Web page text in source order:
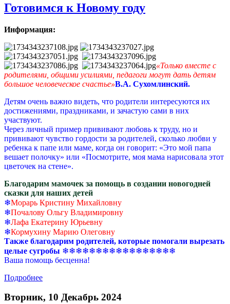
Готовимся к Новому году
Информация:
«Только вместе с
родителями, общими усилиями, педагоги могут дать детям
большое человеческое счастье»В.А. Сухомлинский.
Детям очень важно видеть, что родители интересуются их
достижениями, праздниками, и зачастую сами в них
участвуют.
Через личный пример прививают любовь к труду, но и
прививают чувство гордости за родителей, сколько любви у
ребенка к папе или маме, когда он говорит: «Это мой папа
вешает полочку» или «Посмотрите, моя мама нарисовала этот
цветочек на стене».
Благодарим мамочек за помощь в создании новогодней
сказки для наших детей
❄Морарь Кристину Михайловну
❄Почалову Ольгу Владимировну
❄Лафа Екатерину Юрьевну
❄Кормухину Марию Олеговну
Также благодарим родителей, которые помогали вырезать
целые сугробы ❄❄❄❄❄❄❄❄❄❄❄❄❄❄❄❄❄
Ваша помощь бесценна!
Подробнее
Вторник, 10 Декабрь 2024